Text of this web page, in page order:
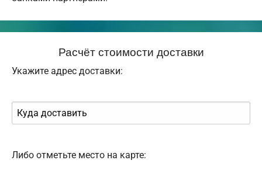
Расчёт стоимости доставки
Укажите адрес доставки:
Либо отметьте место на карте: